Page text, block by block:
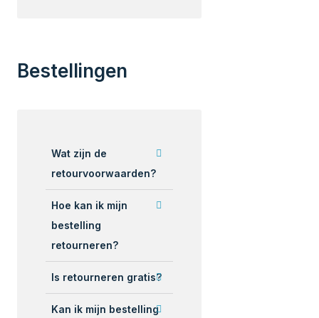
Bestellingen
Wat zijn de
retourvoorwaarden?
Hoe kan ik mijn
bestelling
retourneren?
Is retourneren gratis?
Kan ik mijn bestelling